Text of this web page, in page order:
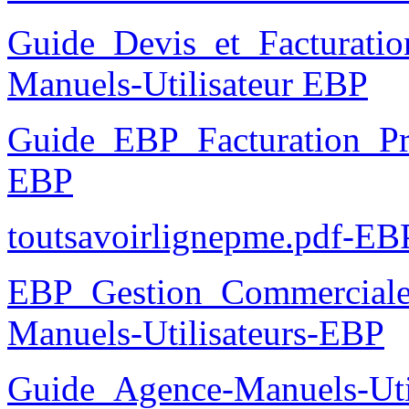
Manuels-Utilisateur EBP
EBP
toutsavoirlignepme.pdf-
Manuels-Utilisateurs-EBP
Guide_Agence-Manuels-